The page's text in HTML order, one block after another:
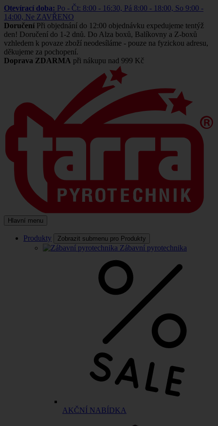
Otevírací doba: Po - Čt: 8:00 - 16:30, Pá 8:00 - 18:00, So 9:00 -
14:00, Ne ZAVŘENO
Doručení Při objednání do 12:00 objednávku expedujeme tentýž
den! Doručení do 1-2 dnů. Do Alza boxů, Balíkovny a Z-boxů
vzhledem k povaze zboží neodesíláme - pouze na fyzickou adresu,
děkujeme za pochopení.
Doprava ZDARMA při nákupu nad 999 Kč
Hlavní menu
Produkty Zobrazit submenu pro Produkty
Zábavní pyrotechnika
AKČNÍ NABÍDKA